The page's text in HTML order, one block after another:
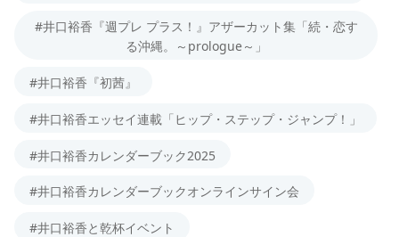
#井口裕香『週プレ プラス！』アザーカット集「続・恋す
る沖縄。～prologue～」
#井口裕香『初茜』
#井口裕香エッセイ連載「ヒップ・ステップ・ジャンプ！」
#井口裕香カレンダーブック2025
#井口裕香カレンダーブックオンラインサイン会
#井口裕香と乾杯イベント